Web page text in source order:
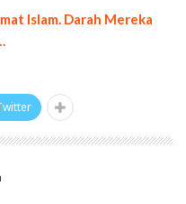
Islam. Darah Mereka